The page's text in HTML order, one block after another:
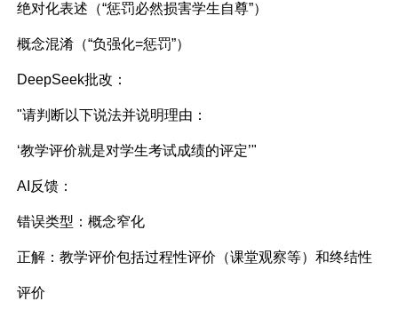
绝对化表述（“惩罚必然损害学生自尊”）
概念混淆（“负强化=惩罚”）
DeepSeek批改：
"请判断以下说法并说明理由：
‘教学评价就是对学生考试成绩的评定’"
AI反馈：
错误类型：概念窄化
正解：教学评价包括过程性评价（课堂观察等）和终结性
评价